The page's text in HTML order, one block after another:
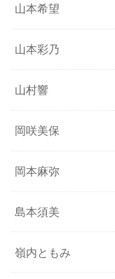
山本希望
山本彩乃
山村響
岡咲美保
岡本麻弥
島本須美
嶺内ともみ